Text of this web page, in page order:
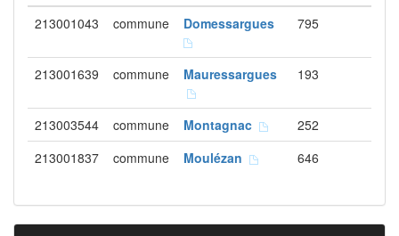
213001043
commune Domessargues 795
213001639 commune Mauressargues 193
213003544 commune Montagnac
252
213001837
commune Moulézan 646